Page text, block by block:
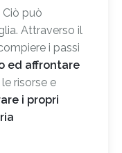
può
Attraverso il
i passi
ed affrontare
risorse e
i propri